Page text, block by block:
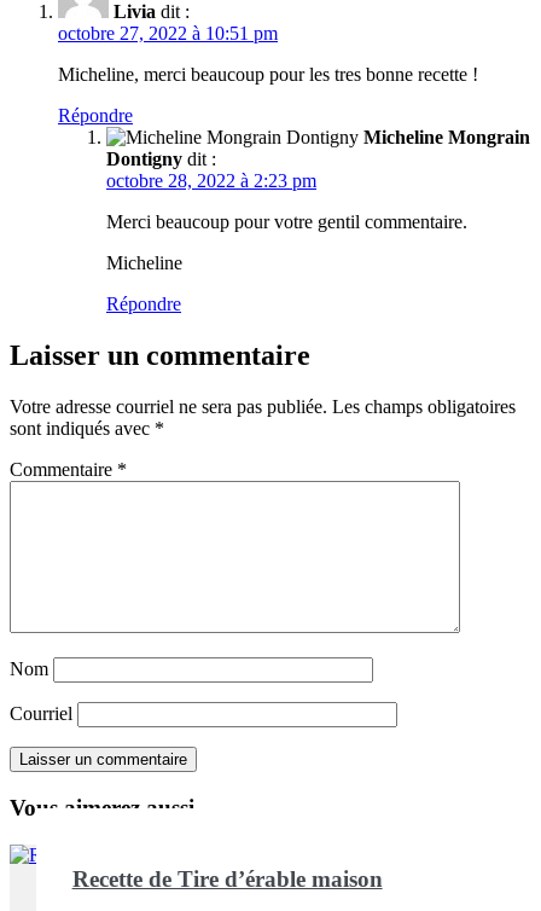
Livia dit :
octobre 27, 2022 à 10:51 pm
Micheline, merci beaucoup pour les tres bonne recette !
Répondre
Micheline Mongrain
Dontigny dit :
octobre 28, 2022 à 2:23 pm
Merci beaucoup pour votre gentil commentaire.
Micheline
Répondre
Laisser un commentaire
Votre adresse courriel ne sera pas publiée. Les champs obligatoires
sont indiqués avec *
Commentaire *
Nom
Courriel
Vous aimerez aussi ...
Recette de Tire d’érable maison